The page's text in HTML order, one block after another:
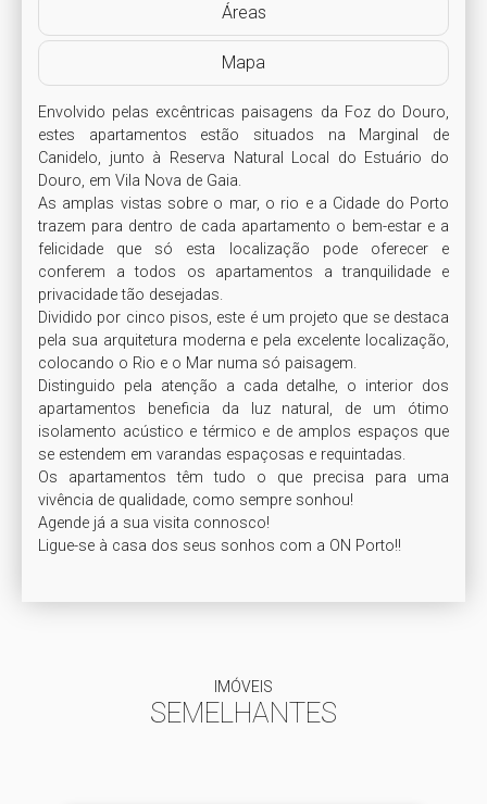
Áreas
Mapa
Envolvido pelas excêntricas paisagens da Foz do Douro,
estes apartamentos estão situados na Marginal de
Canidelo, junto à Reserva Natural Local do Estuário do
Douro, em Vila Nova de Gaia.
As amplas vistas sobre o mar, o rio e a Cidade do Porto
trazem para dentro de cada apartamento o bem-estar e a
felicidade que só esta localização pode oferecer e
conferem a todos os apartamentos a tranquilidade e
privacidade tão desejadas.
Dividido por cinco pisos, este é um projeto que se destaca
pela sua arquitetura moderna e pela excelente localização,
colocando o Rio e o Mar numa só paisagem.
Distinguido pela atenção a cada detalhe, o interior dos
apartamentos beneficia da luz natural, de um ótimo
isolamento acústico e térmico e de amplos espaços que
se estendem em varandas espaçosas e requintadas.
Os apartamentos têm tudo o que precisa para uma
vivência de qualidade, como sempre sonhou!
Agende já a sua visita connosco!
Ligue-se à casa dos seus sonhos com a ON Porto!!
IMÓVEIS
SEMELHANTES